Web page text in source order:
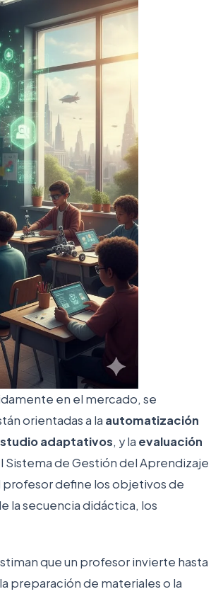
en el mercado, se
orientadas a la automatización
adaptativos, y la evaluación
Sistema de Gestión del Aprendizaje
profesor define los objetivos de
la secuencia didáctica, los
que un profesor invierte hasta
preparación de materiales o la